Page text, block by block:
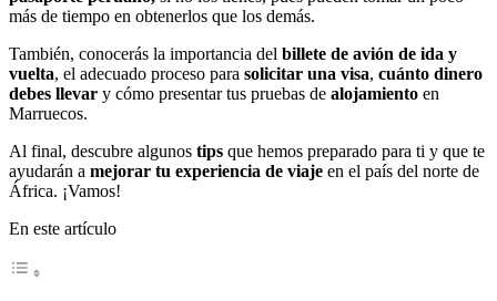
más de tiempo en obtenerlos que los demás.
También, conocerás la importancia del billete de avión de ida y
vuelta, el adecuado proceso para solicitar una visa, cuánto dinero
debes llevar y cómo presentar tus pruebas de alojamiento en
Marruecos.
Al final, descubre algunos tips que hemos preparado para ti y que te
ayudarán a mejorar tu experiencia de viaje en el país del norte de
África. ¡Vamos!
En este artículo